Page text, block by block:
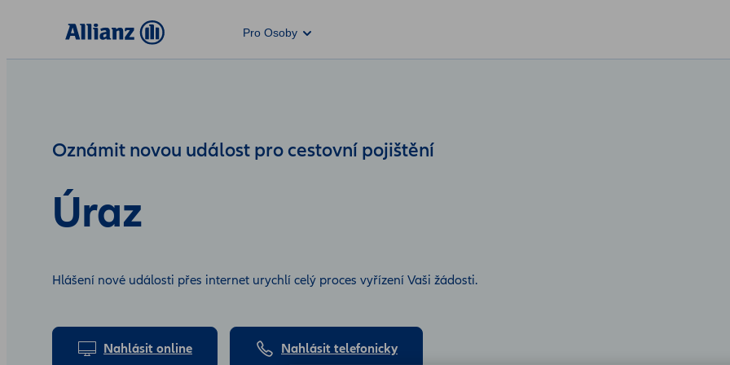
Pro Osoby
Oznámit novou událost pro cestovní pojištění
Úraz
Hlášení nové události přes internet urychlí celý proces vyřízení Vaši žádosti.
Nahlásit online Nahlásit telefonicky